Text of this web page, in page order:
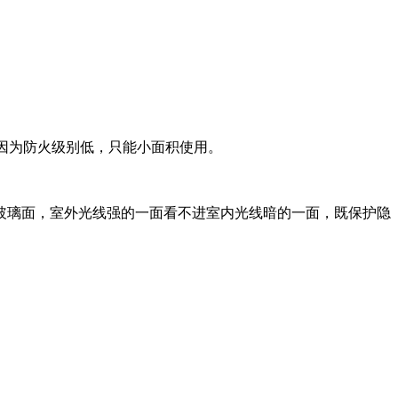
防火级别低，只能小面积使用。
面，室外光线强的一面看不进室内光线暗的一面，既保护隐